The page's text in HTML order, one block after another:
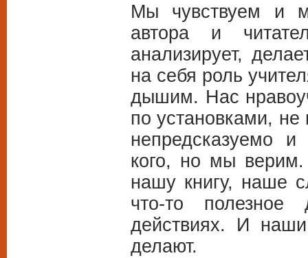
Мы чувствуем и
автора и
анализирует,
на себя роль
дышим. Нас
по установками,
непредсказуемо
кого, но мы
нашу книгу, наше
что-то
действиях. И
делают.